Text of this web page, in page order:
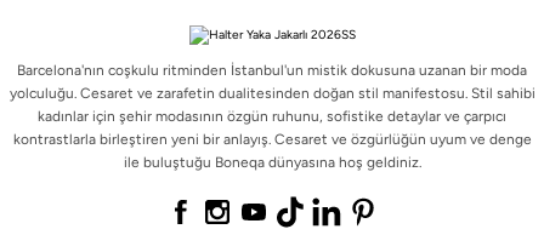
Barcelona'nın coşkulu ritminden İstanbul'un mistik dokusuna uzanan bir moda
yolculuğu. Cesaret ve zarafetin dualitesinden doğan stil manifestosu. Stil sahibi
kadınlar için şehir modasının özgün ruhunu, sofistike detaylar ve çarpıcı
kontrastlarla birleştiren yeni bir anlayış. Cesaret ve özgürlüğün uyum ve denge
ile buluştuğu Boneqa dünyasına hoş geldiniz.
yolculuğu. Cesaret ve zarafetin dualitesinden doğan stil manifestosu. Stil sahibi
kadınlar için şehir modasının özgün ruhunu, sofistike detaylar ve çarpıcı
kontrastlarla birleştiren yeni bir anlayış. Cesaret ve özgürlüğün uyum ve denge
ile buluştuğu Boneqa dünyasına hoş geldiniz.